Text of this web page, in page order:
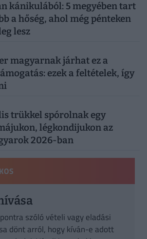
kánikulából: 5 megyében tart
a hőség, ahol még pénteken
lesz
magyarnak járhat ez a
ezek a feltételek, így
trükkel spórolnak egy
légkondijukon az
2026-ban
szóló vételi vagy eladási
dönt arról, hogy kíván-e adott